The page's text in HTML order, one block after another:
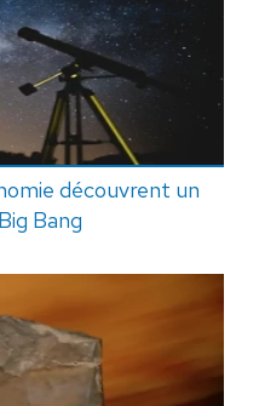
découvrent un
Bang